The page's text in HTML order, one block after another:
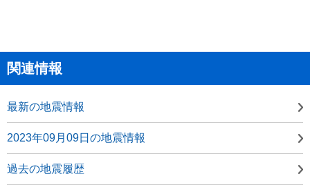
関連情報
最新の地震情報
2023年09月09日の地震情報
過去の地震履歴